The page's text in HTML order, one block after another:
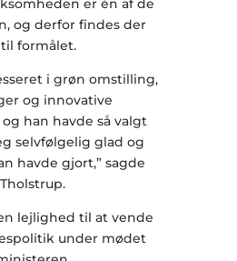
er én af de
og derfor findes der
formålet.
i grøn omstilling,
og innovative
han havde så valgt
selvfølgelig glad og
havde gjort,” sagde
lejlighed til at vende
under mødet